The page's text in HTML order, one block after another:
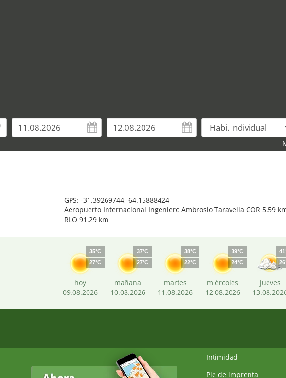
GPS: -31.39269744,-64.15888424
Aeropuerto Internacional Ingeniero Ambrosio Taravella COR 5.59
RLO 91.29 km
35°C
27°C
hoy
09.08.2026
37°C
27°C
mañana
10.08.2026
38°C
22°C
martes
11.08.2026
39°C
24°C
miércoles
12.08.2026
jueves
Intimidad
Pie de imprenta